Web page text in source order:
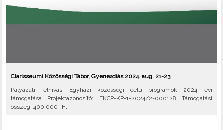
Clarisseumi Közösségi Tábor, Gyenesdiás 2024. aug. 21-23
Pályázati felhívás: Egyházi közösségi célú programok 2024. évi
támogatása Projektazonosító: EKCP-KP-1-2024/2-000128 Támogatási
összeg: 400.000- Ft.